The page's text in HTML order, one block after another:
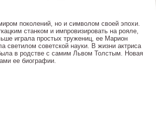
поколений, но и символом своей эпохи.
станком и импровизировать на рояле,
играла простых тружениц, ее Марион
советской науки. В жизни актриса
в родстве с самим Львом Толстым. Новая
ее биографии.